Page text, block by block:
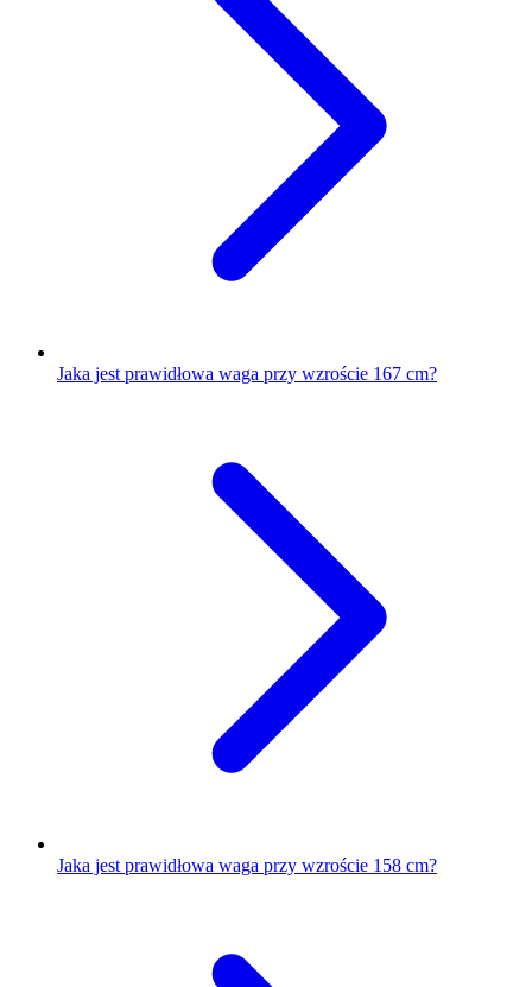
Jaka jest prawidłowa waga przy wzroście 167 cm?
Jaka jest prawidłowa waga przy wzroście 158 cm?